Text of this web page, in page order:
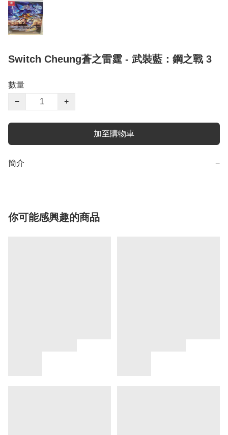
Switch Cheung蒼之雷霆 - 武裝藍：鋼之戰 3
數量
−
+
加至購物車
簡介 −
你可能感興趣的商品